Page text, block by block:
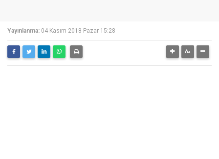
Yayınlanma: 04 Kasım 2018 Pazar 15:28